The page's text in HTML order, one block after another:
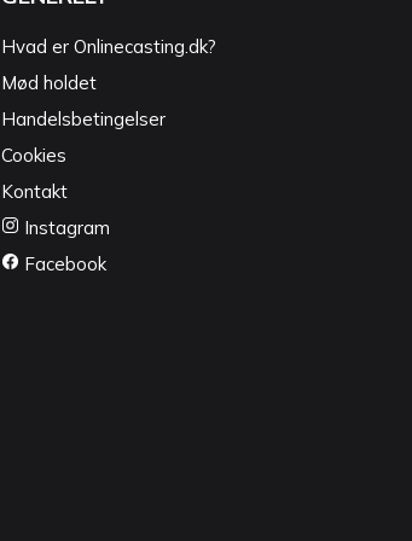
Hvad er Onlinecasting.dk?
Mød holdet
Handelsbetingelser
Cookies
Kontakt
Instagram
Facebook